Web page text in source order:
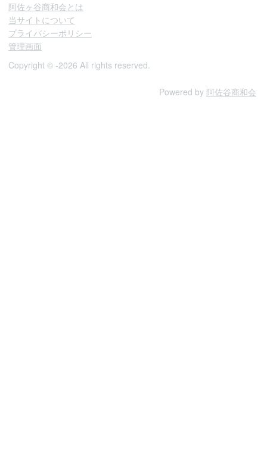
阿佐ヶ谷商和会とは
当サイトについて
プライバシーポリシー
管理画面
Copyright © -2026 All rights reserved.
Powered by 阿佐谷商和会